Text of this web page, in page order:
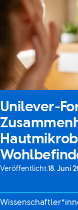
Unilever-
Veröffentlicht:18. Juni